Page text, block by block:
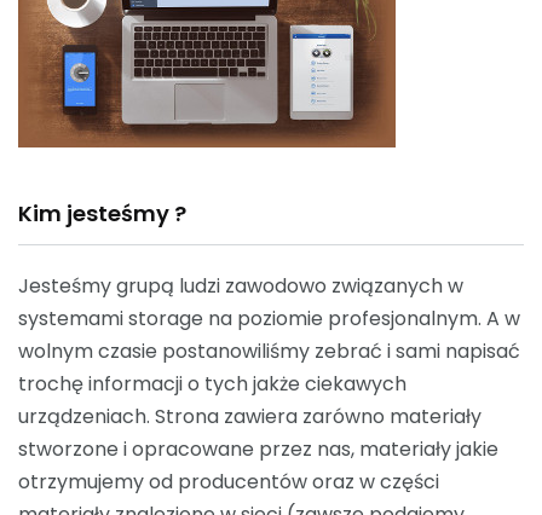
Kim jesteśmy ?
Jesteśmy grupą ludzi zawodowo związanych w
systemami storage na poziomie profesjonalnym. A w
wolnym czasie postanowiliśmy zebrać i sami napisać
trochę informacji o tych jakże ciekawych
urządzeniach. Strona zawiera zarówno materiały
stworzone i opracowane przez nas, materiały jakie
otrzymujemy od producentów oraz w części